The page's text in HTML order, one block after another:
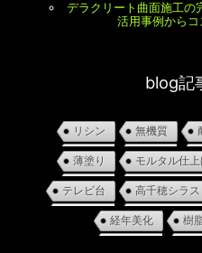
デラクリート曲面施工の
活用事例から
blog記
リシン 無機質
薄塗り モルタル仕
テレビ台 高千穂シラス
経年美化 樹